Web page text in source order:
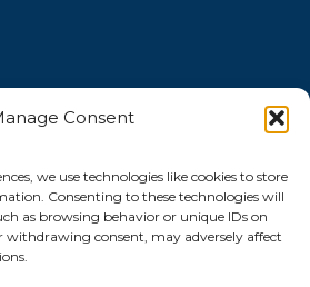
Consent
we use technologies like cookies to store
Consenting to these technologies will
as browsing behavior or unique IDs on
withdrawing consent, may adversely affect